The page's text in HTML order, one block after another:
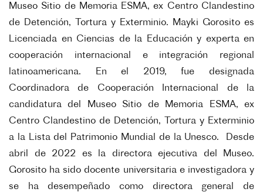
Museo Sitio de Memoria ESMA, ex Centro Clandestino
de Detención, Tortura y Exterminio. Mayki Gorosito es
Licenciada en Ciencias de la Educación y experta en
cooperación internacional e integración regional
latinoamericana. En el 2019, fue designada
Coordinadora de Cooperación Internacional de la
candidatura del Museo Sitio de Memoria ESMA, ex
Centro Clandestino de Detención, Tortura y Exterminio
a la Lista del Patrimonio Mundial de la Unesco. Desde
abril de 2022 es la directora ejecutiva del Museo.
Gorosito ha sido docente universitaria e investigadora y
se ha desempeñado como directora general de